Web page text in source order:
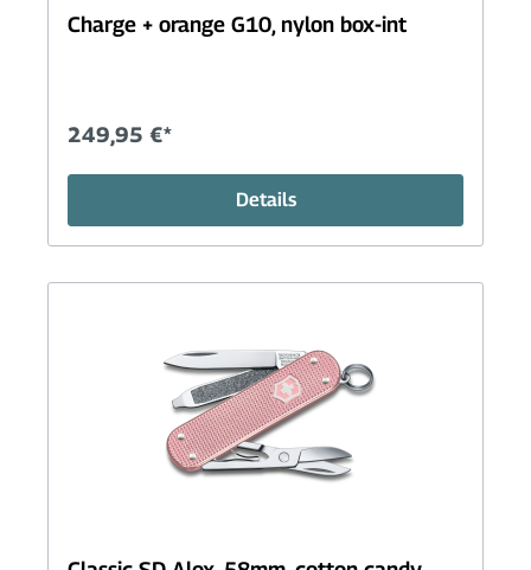
Charge + orange G10, nylon box-int
249,95 €*
Details